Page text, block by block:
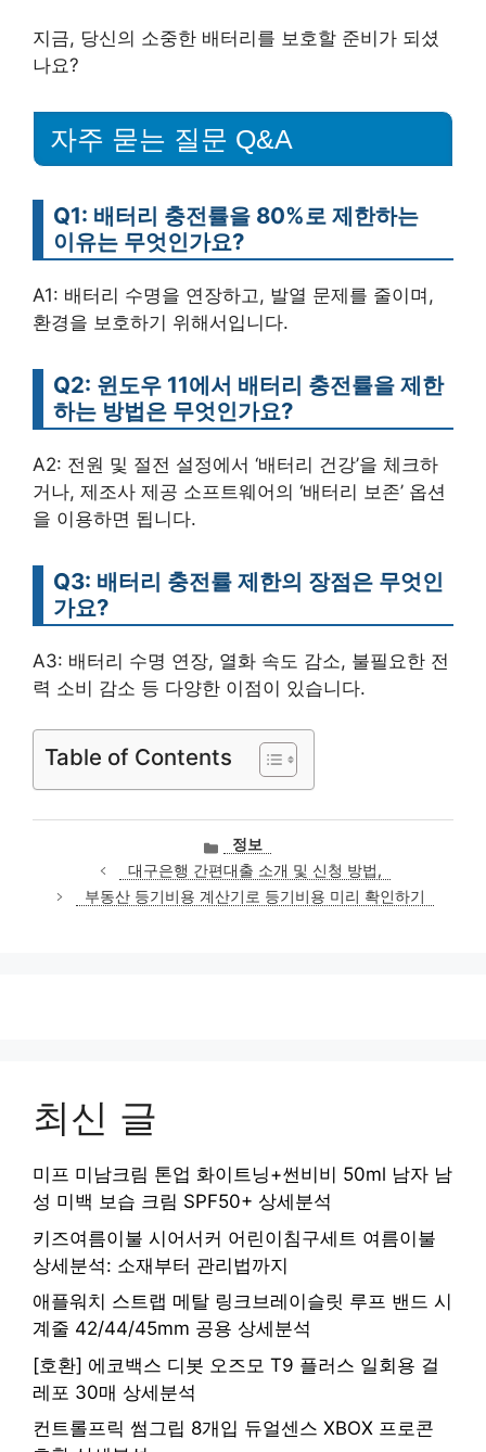
지금, 당신의 소중한 배터리를 보호할 준비가 되셨
나요?
자주 묻는 질문 Q&A
Q1: 배터리 충전률을 80%로 제한하는
이유는 무엇인가요?
A1: 배터리 수명을 연장하고, 발열 문제를 줄이며,
환경을 보호하기 위해서입니다.
Q2: 윈도우 11에서 배터리 충전률을 제한
하는 방법은 무엇인가요?
A2: 전원 및 절전 설정에서 ‘배터리 건강’을 체크하
거나, 제조사 제공 소프트웨어의 ‘배터리 보존’ 옵션
을 이용하면 됩니다.
Q3: 배터리 충전률 제한의 장점은 무엇인
가요?
A3: 배터리 수명 연장, 열화 속도 감소, 불필요한 전
력 소비 감소 등 다양한 이점이 있습니다.
Table of Contents
카
테
고
리
정보
대구은행 간편대출 소개 및 신청 방법,
부동산 등기비용 계산기로 등기비용 미리 확인하기
최신 글
미프 미남크림 톤업 화이트닝+썬비비 50ml 남자 남
성 미백 보습 크림 SPF50+ 상세분석
키즈여름이불 시어서커 어린이침구세트 여름이불
상세분석: 소재부터 관리법까지
애플워치 스트랩 메탈 링크브레이슬릿 루프 밴드 시
계줄 42/44/45mm 공용 상세분석
[호환] 에코백스 디봇 오즈모 T9 플러스 일회용 걸
레포 30매 상세분석
컨트롤프릭 썸그립 8개입 듀얼센스 XBOX 프로콘